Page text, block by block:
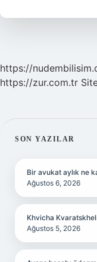
https://
https://zur.com.tr
SON YAZILAR
Bir avukat aylık ne
Ağustos 6, 2026
Khvicha
Ağustos 5, 2026